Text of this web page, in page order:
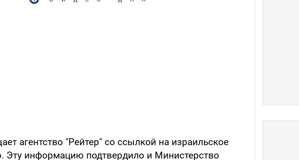
агентство "Рейтер" со ссылкой на израильское
Эту информацию подтвердило и Министерство